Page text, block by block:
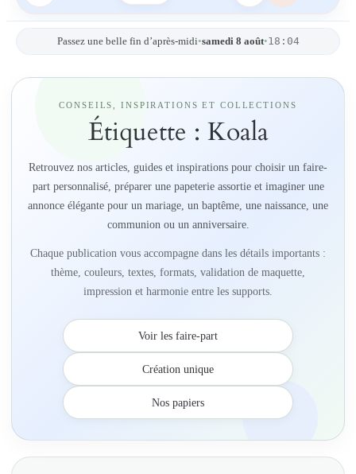
Passez une belle fin d’après-midi•samedi 8 août•18:04
CONSEILS, INSPIRATIONS ET COLLECTIONS
Étiquette : Koala
Retrouvez nos articles, guides et inspirations pour choisir un faire-
part personnalisé, préparer une papeterie assortie et imaginer une
annonce élégante pour un mariage, un baptême, une naissance, une
communion ou un anniversaire.
Chaque publication vous accompagne dans les détails importants :
thème, couleurs, textes, formats, validation de maquette,
impression et harmonie entre les supports.
Voir les faire-part
Création unique
Nos papiers